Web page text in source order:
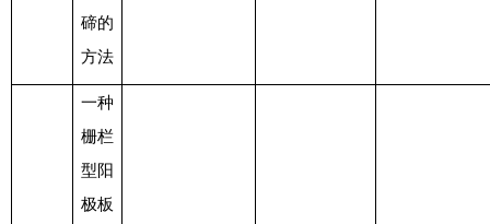
碲的
方法
一种
栅栏
型阳
极板